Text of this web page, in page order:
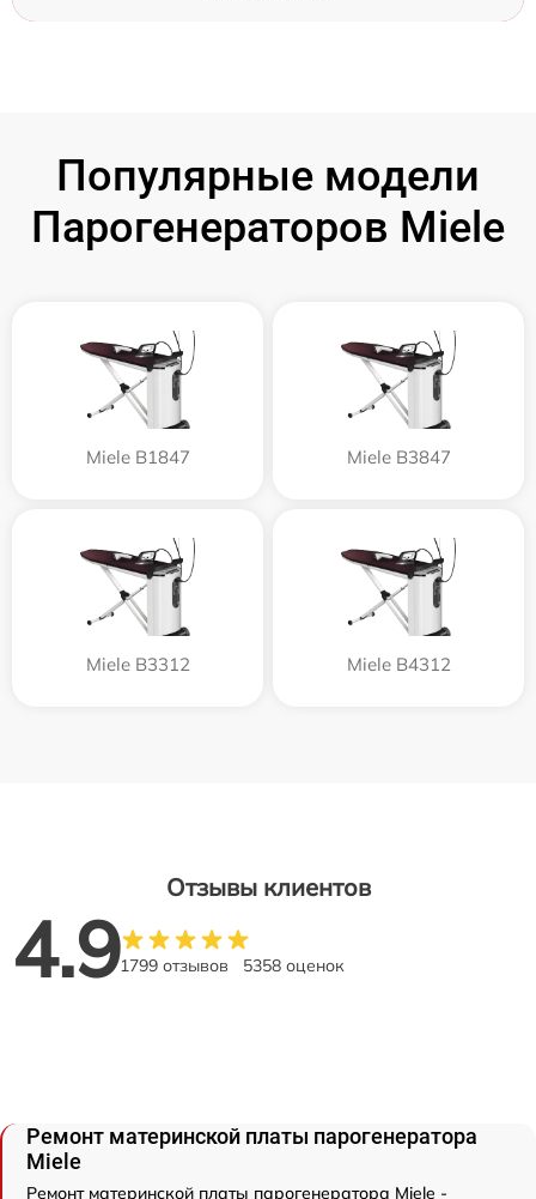
Популярные модели
Парогенераторов Miele
Miele B1847 Miele B3847
Miele B3312 Miele B4312
Отзывы клиентов
4.91799 отзывов 5358 оценок
Ремонт материнской платы парогенератора
Miele
Ремонт материнской платы парогенератора Miele -